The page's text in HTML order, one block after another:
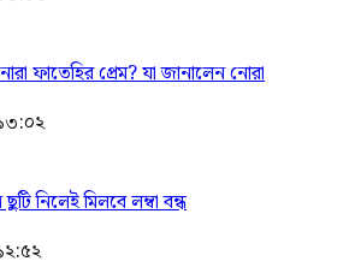
ফাতেহির প্রেম? যা জানালেন নোরা
নিলেই মিলবে লম্বা বন্ধ